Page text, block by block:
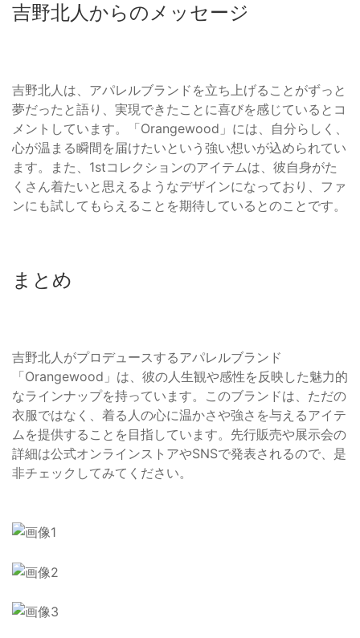
吉野北人からのメッセージ
吉野北人は、アパレルブランドを立ち上げることがずっと
夢だったと語り、実現できたことに喜びを感じているとコ
メントしています。「Orangewood」には、自分らしく、
心が温まる瞬間を届けたいという強い想いが込められてい
ます。また、1stコレクションのアイテムは、彼自身がた
くさん着たいと思えるようなデザインになっており、ファ
ンにも試してもらえることを期待しているとのことです。
まとめ
吉野北人がプロデュースするアパレルブランド
「Orangewood」は、彼の人生観や感性を反映した魅力的
なラインナップを持っています。このブランドは、ただの
衣服ではなく、着る人の心に温かさや強さを与えるアイテ
ムを提供することを目指しています。先行販売や展示会の
詳細は公式オンラインストアやSNSで発表されるので、是
非チェックしてみてください。